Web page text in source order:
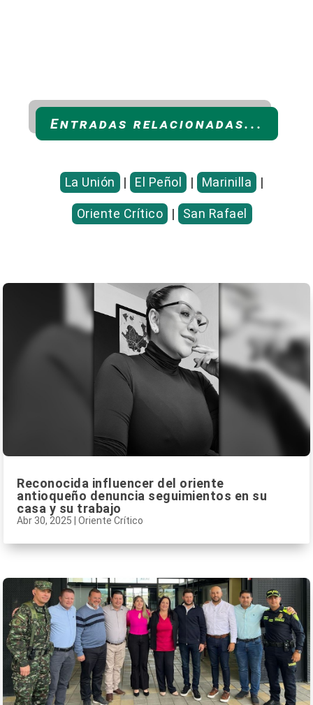
Entradas relacionadas...
La Unión | El Peñol | Marinilla |
Oriente Crítico | San Rafael
Reconocida influencer del oriente
antioqueño denuncia seguimientos en su
casa y su trabajo
Abr 30, 2025 Oriente Crítico